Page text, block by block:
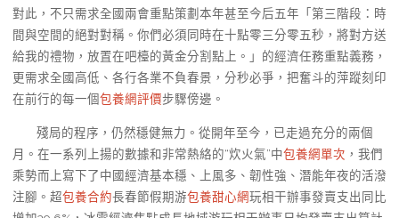
對此，不只需求全國兩會重點策劃本年甚至今后五年「第三階段：時
間與空間的絕對對稱。你們必須同時在十點零三分零五秒，將對方送
給我的禮物，放置在吧檯的黃金分割點上。」的經濟任務重點義務，
更需求全國高低、各行各業不負春景，分秒必爭，把奮斗的萍蹤刻印
在前行的每一個包養網評價步驟傍邊。
殘局的程序，仍然穩健無力。從開年至今，已走過充分的兩個
月。在一系列上揚的數據和非常熱絡的“炊火氣”中包養網單次 ，我們
乘勢而上寫下了中國經濟基本穩、上風多、韌性強、潛能年夜的活潑
注腳。超包養合約長春節假期游包養甜心網玩相干辦事發賣支出同比